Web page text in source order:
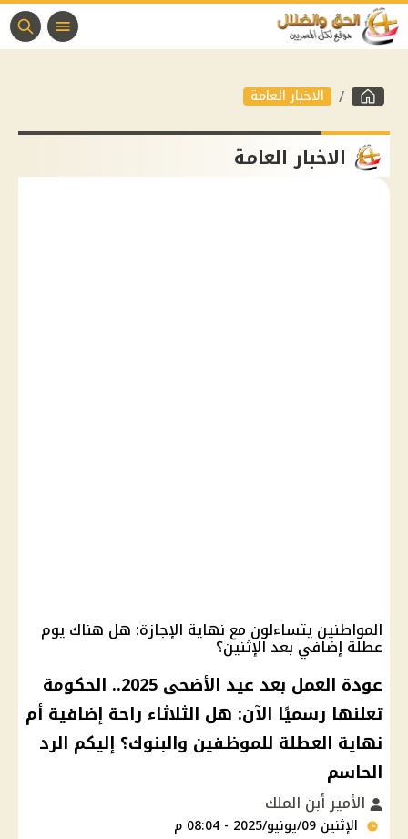
الاخبار العامة
الاخبار العامة
المواطنين يتساءلون مع نهاية الإجازة: هل هناك يوم
عطلة إضافي بعد الإثنين؟
عودة العمل بعد عيد الأضحى 2025.. الحكومة
تعلنها رسميًا الآن: هل الثلاثاء راحة إضافية أم
نهاية العطلة للموظفين والبنوك؟ إليكم الرد
الحاسم
الأمير أبن الملك
الإثنين 09/يونيو/2025 - 08:04 م